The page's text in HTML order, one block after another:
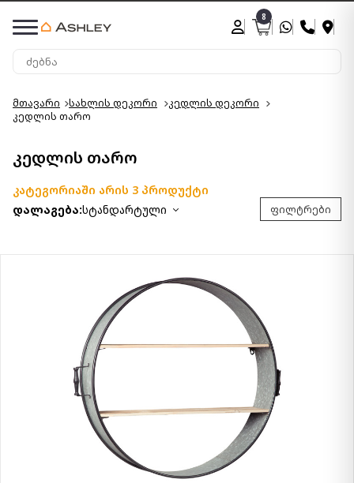
8
მთავარი სახლის დეკორი
კედლის დეკორი
კედლის თარო
კედლის თარო
კატეგორიაში არის 3 პროდუქტი
დალაგება:სტანდარტული ფილტრები